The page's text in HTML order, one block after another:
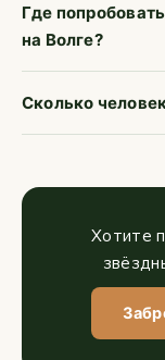
Где
на Волге?
Сколько
Хотите